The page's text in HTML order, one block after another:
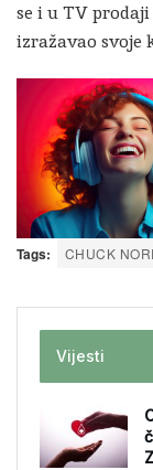
se i u TV
izražavao svoje
Tags: CHUCK
Vijesti